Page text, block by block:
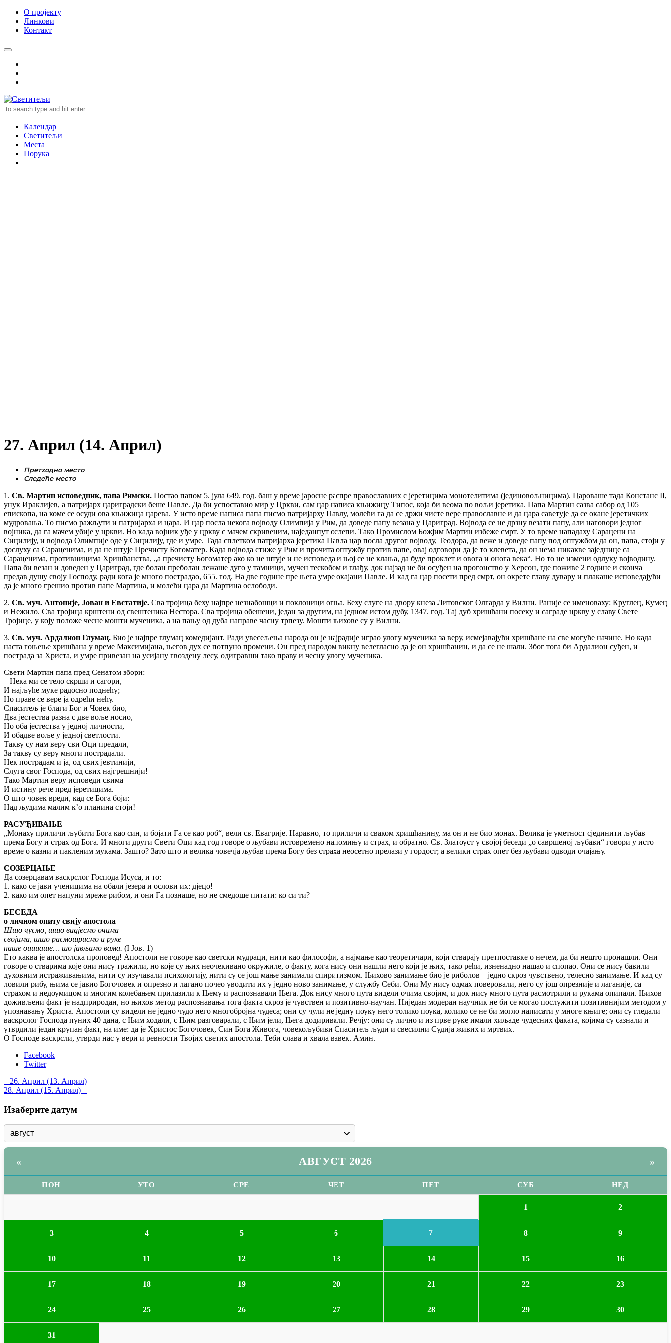
О пројекту
Линкови
Контакт
Календар
Светитељи
Места
Порука
27. Април (14. Април)
1. Св. Мартин исповедник, папа Римски. Постао папом 5. јула 649. год. баш у време јаросне распре православних с јеретицима монотелитима (јединовољницима). Цароваше тада Констанс II,
унук Ираклијев, а патријарх цариградски беше Павле. Да би успоставио мир у Цркви, сам цар написа књижицу Типос, која би веома по вољи јеретика. Папа Мартин сазва сабор од 105
епископа, на коме се осуди ова књижица царева. У исто време написа папа писмо патријарху Павлу, молећи га да се држи чисте вере православне и да цара саветује да се окане јеретичких
мудровања. То писмо ражљути и патријарха и цара. И цар посла некога војводу Олимпија у Рим, да доведе папу везана у Цариград. Војвода се не дрзну везати папу, али наговори једног
војника, да га мачем убије у цркви. Но када војник уђе у цркву с мачем скривеним, наједанпут ослепи. Тако Промислом Божјим Мартин избеже смрт. У то време нападаху Сарацени на
Сицилију, и војвода Олимпије оде у Сицилију, где и умре. Тада сплетком патријарха јеретика Павла цар посла другог војводу, Теодора, да веже и доведе папу под оптужбом да он, папа, стоји у
дослуху са Сараценима, и да не штује Пречисту Богоматер. Када војвода стиже у Рим и прочита оптужбу против папе, овај одговори да је то клевета, да он нема никакве заједнице са
Сараценима, противницима Хришћанства, „а пречисту Богоматер ако ко не штује и не исповеда и њој се не клања, да буде проклет и овога и онога века“. Но то не измени одлуку војводину.
Папа би везан и доведен у Цариград, где болан преболан лежаше дуго у тамници, мучен тескобом и глађу, док најзад не би осуђен на прогонство у Херсон, где поживе 2 године и сконча
предав душу своју Господу, ради кога је много пострадао, 655. год. На две године пре њега умре окајани Павле. И кад га цар посети пред смрт, он окрете главу дувару и плакаше исповедајући
да је много грешио против папе Мартина, и молећи цара да Мартина ослободи.
2. Св. муч. Антоније, Јован и Евстатије. Сва тројица беху најпре незнабошци и поклоници огња. Беху слуге на двору кнеза Литовског Олгарда у Вилни. Раније се именоваху: Круглец, Кумец
и Нежило. Сва тројица крштени од свештеника Нестора. Сва тројица обешени, један за другим, на једном истом дубу, 1347. год. Тај дуб хришћани посеку и саграде цркву у славу Свете
Тројице, у коју положе чесне мошти мученика, а на пању од дуба направе часну трпезу. Мошти њихове су у Вилни.
3. Св. муч. Ардалион Глумац. Био је најпре глумац комедијант. Ради увесељења народа он је најрадије играо улогу мученика за веру, исмејавајући хришћане на све могуће начине. Но када
наста гоњење хришћана у време Максимијана, његов дух се потпуно промени. Он пред народом викну велегласно да је он хришћанин, и да се не шали. Због тога би Ардалион суђен, и
пострада за Христа, и умре привезан на усијану гвоздену лесу, одигравши тако праву и чесну улогу мученика.
Свети Мартин папа пред Сенатом збори:
– Нека ми се тело скрши и сагори,
И најљуће муке радосно поднећу;
Но праве се вере ја одрећи нећу.
Спаситељ је благи Бог и Човек био,
Два јестества разна с две воље носио,
Но оба јестества у једној личности,
И обадве воље у једној светлости.
Такву су нам веру сви Оци предали,
За такву су веру многи пострадали.
Нек пострадам и ја, од свих јевтинији,
Слуга свог Господа, од свих најгрешнији! –
Тако Мартин веру исповеди свима
И истину рече пред јеретицима.
О што човек вреди, кад се Бога боји:
Над људима малим к’о планина стоји!
РАСУЂИВАЊЕ
„Монаху приличи љубити Бога као син, и бојати Га се као роб“, вели св. Евагрије. Наравно, то приличи и сваком хришћанину, ма он и не био монах. Велика је уметност сјединити љубав
према Богу и страх од Бога. И многи други Свети Оци кад год говоре о љубави истовремено напомињу и страх, и обратно. Св. Златоуст у својој беседи „о савршеној љубави“ говори у исто
време о казни и пакленим мукама. Зашто? Зато што и велика човечја љубав према Богу без страха неосетно прелази у гордост; а велики страх опет без љубави одводи очајању.
СОЗЕРЦАЊЕ
Да созерцавам васкрслог Господа Исуса, и то:
1. како се јави ученицима на обали језера и ослови их: дјецо!
2. како им опет напуни мреже рибом, и они Га познаше, но не смедоше питати: ко си ти?
БЕСЕДА
о личном опиту свију апостола
Што чусмо, што видјесмо очима
својима, што расмотрисмо и руке
наше опипаше… то јављамо вама. (I Јов. 1)
Ето каква је апостолска проповед! Апостоли не говоре као светски мудраци, нити као философи, а најмање као теоретичари, који стварају претпоставке о нечем, да би нешто пронашли. Они
говоре о стварима које они нису тражили, но које су њих неочекивано окружиле, о факту, кога нису они нашли него који је њих, тако рећи, изненадно нашао и спопао. Они се нису бавили
духовним истраживањима, нити су изучавали психологију, нити су се још мање занимали спиритизмом. Њихово занимање био је риболов – једно скроз чувствено, телесно занимање. И кад су
ловили рибу, њима се јавио Богочовек и опрезно и лагано почео уводити их у једно ново занимање, у службу Себи. Они Му нису одмах поверовали, него су још опрезније и лаганије, са
страхом и недоумицом и многим колебањем прилазили к Њему и распознавали Њега. Док нису много пута видели очима својим, и док нису много пута расмотрили и рукама опипали. Њихов
доживљени факт је надприродан, но њихов метод распознавања тога факта скроз је чувствен и позитивно-научан. Ниједан модеран научник не би се могао послужити позитивнијим методом у
упознавању Христа. Апостоли су видели не једно чудо него многобројна чудеса; они су чули не једну поуку него толико поука, колико се не би могло написати у многе књиге; они су гледали
васкрслог Господа пуних 40 дана, с Њим ходали, с Њим разговарали, с Њим јели, Њега додиривали. Речју: они су лично и из прве руке имали хиљаде чудесних факата, којима су сазнали и
утврдили један крупан факт, на име: да је Христос Богочовек, Син Бога Живога, човекољубиви Спаситељ људи и свесилни Судија живих и мртвих.
О Господе васкрсли, утврди нас у вери и ревности Твојих светих апостола. Теби слава и хвала вавек. Амин.
Facebook
Twitter
Post
navigation
26. Април (13. Април)
28. Април (15. Април)
Изаберите датум
« АВГУСТ 2026 »
ПОН УТО СРЕ ЧЕТ ПЕТ СУБ НЕД
1 2
3 4 5 6 7 8 9
10 11 12 13 14 15 16
17 18 19 20 21 22 23
24 25 26 27 28 29 30
31